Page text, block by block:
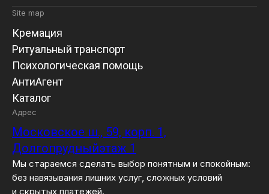
Site map
Кремация
Ритуальный транспорт
Психологическая помощь
АнтиАгент
Каталог
Адрес
Московское ш., 59, корп. 1,
Долгопрудныйэтаж 1
Мы стараемся сделать выбор понятным и спокойным:
без навязывания лишних услуг, сложных условий
и скрытых платежей.